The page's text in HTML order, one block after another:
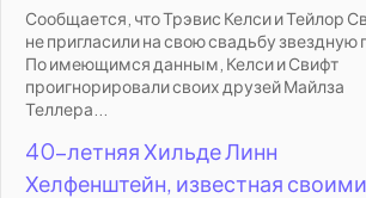
Сообщается, что Трэвис Келси и Тейлор
не пригласили на свою свадьбу звездную
По имеющимся данным, Келси и Свифт
проигнорировали своих друзей Майлза
Теллера...
40-летняя Хильде Линн
Хелфенштейн, известная своими